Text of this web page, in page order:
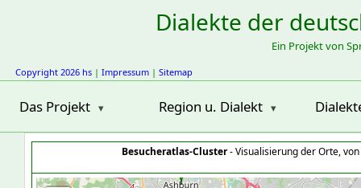
Dialekte der
Ein Projekt von
Copyright 2026 hs | Impressum | Sitemap
Das Projekt Region u. Dialekt
Besucheratlas-Cluster- Visualisierung der Orte,